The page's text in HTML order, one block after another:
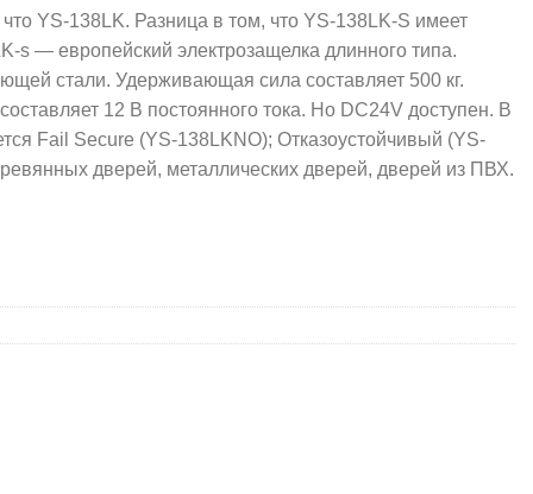
YS-138LK. Разница в том, что YS-138LK-S имеет
s — европейский электрозащелка длинного типа.
стали. Удерживающая сила составляет 500 кг.
12 В постоянного тока. Но DC24V доступен. В
Fail Secure (YS-138LKNO); Отказоустойчивый (YS-
дверей, металлических дверей, дверей из ПВХ.